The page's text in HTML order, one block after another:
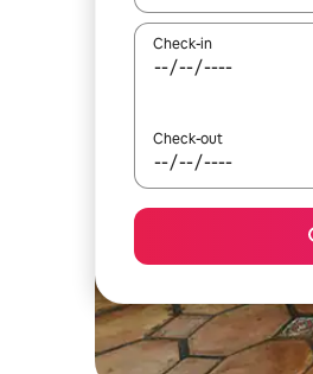
Check-in
Check-out